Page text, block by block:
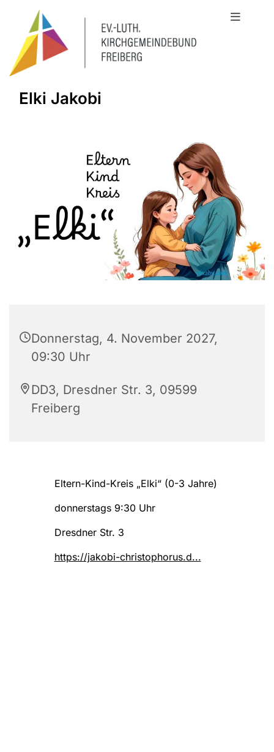
Elki Jakobi
Donnerstag, 4. November 2027,
09:30 Uhr
DD3, Dresdner Str. 3, 09599
Freiberg
Eltern-Kind-Kreis „Elki“ (0-3 Jahre)
donnerstags 9:30 Uhr
Dresdner Str. 3
https://jakobi-christophorus.d...